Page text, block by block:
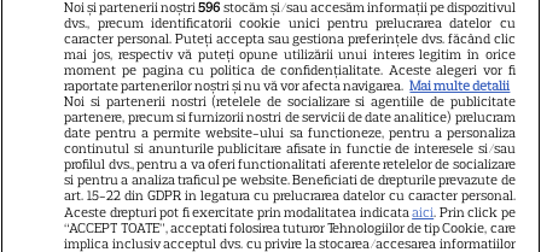
GSP
Știri mondene
Avantaje
Elle
Unica
Retete practice
Noi și partenerii noștri596 stocăm și/sau accesăm informații pe dispozitivul
dvs., precum identificatorii cookie unici pentru prelucrarea datelor cu
caracter personal. Puteți accepta sau gestiona preferințele dvs. făcând clic
mai jos, respectiv vă puteți opune utilizării unui interes legitim în orice
moment pe pagina cu politica de confidențialitate. Aceste alegeri vor fi
raportate partenerilor noștri și nu vă vor afecta navigarea. Mai multe detalii
Noi si partenerii nostri (retelele de socializare si agentiile de publicitate
partenere, precum si furnizorii nostri de servicii de date analitice) prelucram
date pentru a permite website-ului sa functioneze, pentru a personaliza
continutul si anunturile publicitare afisate in functie de interesele si/sau
profilul dvs., pentru a va oferi functionalitati aferente retelelor de socializare
si pentru a analiza traficul pe website. Beneficiati de drepturile prevazute de
art. 15-22 din GDPR in legatura cu prelucrarea datelor cu caracter personal.
Aceste drepturi pot fi exercitate prin modalitatea indicataaici. Prin click pe
“ACCEPT TOATE”, acceptati folosirea tuturor Tehnologiilor de tip Cookie, care
implica inclusiv acceptul dvs. cu privire la stocarea/accesarea informatiilor